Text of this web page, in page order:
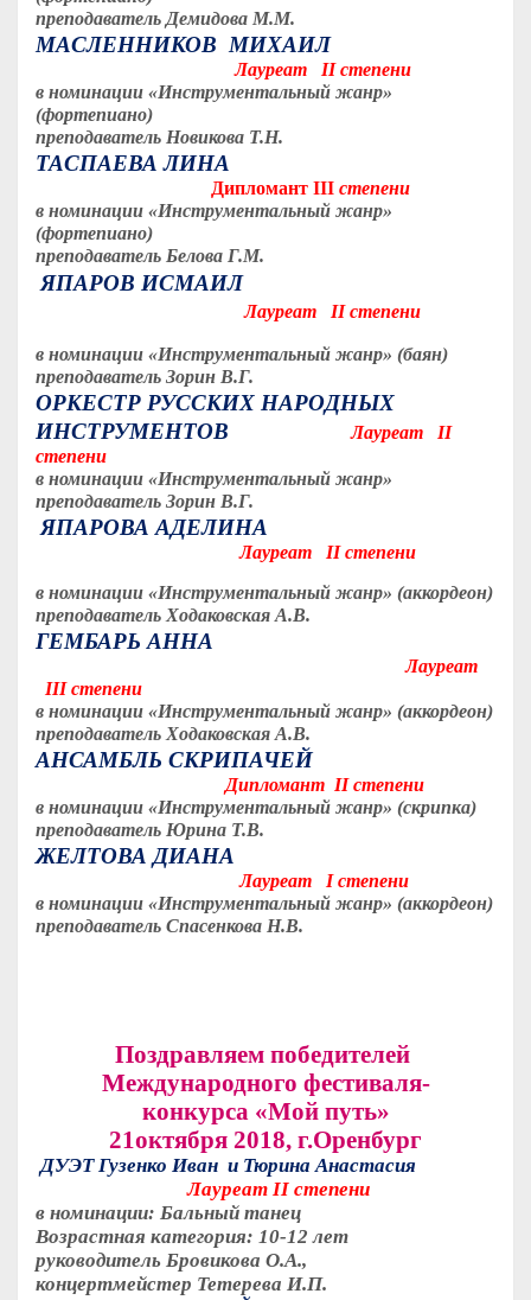
преподаватель Демидова М.М.
МАСЛЕННИКОВ МИХАИЛ
Лауреат II степени
в номинации «Инструментальный жанр»
(фортепиано)
преподаватель Новикова Т.Н.
ТАСПАЕВА ЛИНА
Дипломант III степени
в номинации «Инструментальный жанр»
(фортепиано)
преподаватель Белова Г.М.
ЯПАРОВ ИСМАИЛ
Лауреат II степени
в номинации «Инструментальный жанр» (баян)
преподаватель Зорин В.Г.
ОРКЕСТР РУССКИХ НАРОДНЫХ
ИНСТРУМЕНТОВ
Лауреат II
степени
в номинации «Инструментальный жанр»
преподаватель Зорин В.Г.
ЯПАРОВА АДЕЛИНА
Лауреат II степени
в номинации «Инструментальный жанр» (аккордеон)
преподаватель Ходаковская А.В.
ГЕМБАРЬ АННА
Лауреат
III степени
в номинации «Инструментальный жанр» (аккордеон)
преподаватель Ходаковская А.В.
АНСАМБЛЬ СКРИПАЧЕЙ
Дипломант II степени
в номинации «Инструментальный жанр» (скрипка)
преподаватель Юрина Т.В.
ЖЕЛТОВА ДИАНА
Лауреат I степени
в номинации «Инструментальный жанр» (аккордеон)
преподаватель Спасенкова Н.В.
Поздравляем победителей
Международного фестиваля-
конкурса «Мой путь»
21октября 2018, г.Оренбург
ДУЭТ Гузенко Иван и Тюрина Анастасия
Лауреат II степени
в номинации: Бальный танец
Возрастная категория: 10-12 лет
руководитель Бровикова О.А.,
концертмейстер Тетерева И.П.